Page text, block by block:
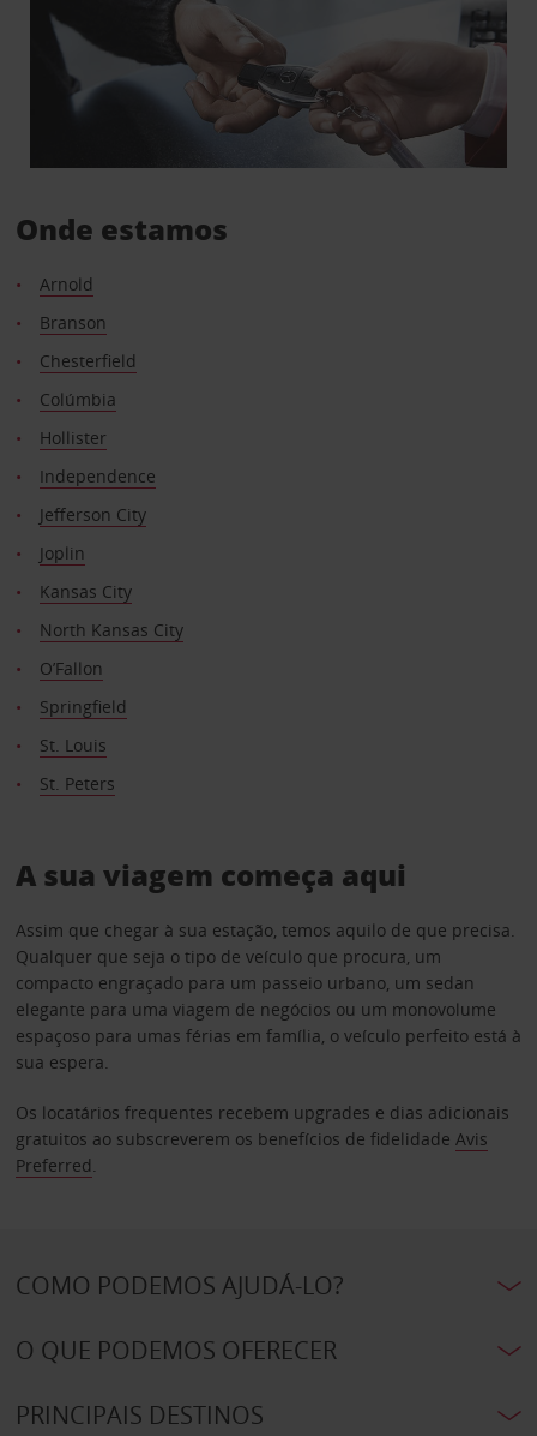
Onde estamos
Arnold
Branson
Chesterfield
Colúmbia
Hollister
Independence
Jefferson City
Joplin
Kansas City
North Kansas City
O’Fallon
Springfield
St. Louis
St. Peters
A sua viagem começa aqui
Assim que chegar à sua estação, temos aquilo de que precisa.
Qualquer que seja o tipo de veículo que procura, um
compacto engraçado para um passeio urbano, um sedan
elegante para uma viagem de negócios ou um monovolume
espaçoso para umas férias em família, o veículo perfeito está à
sua espera.
Os locatários frequentes recebem upgrades e dias adicionais
gratuitos ao subscreverem os benefícios de fidelidade Avis
Preferred.
COMO PODEMOS AJUDÁ-LO?
O QUE PODEMOS OFERECER
PRINCIPAIS DESTINOS